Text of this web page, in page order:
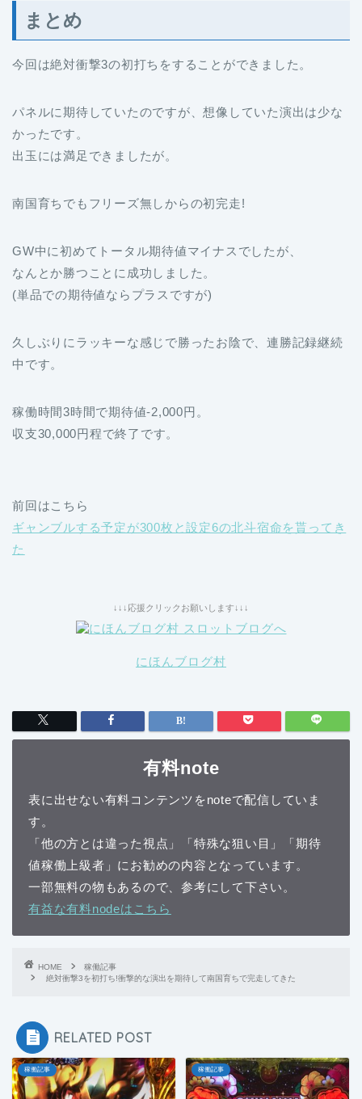
まとめ
今回は絶対衝撃3の初打ちをすることができました。
パネルに期待していたのですが、想像していた演出は少な
かったです。
出玉には満足できましたが。
南国育ちでもフリーズ無しからの初完走!
GW中に初めてトータル期待値マイナスでしたが、
なんとか勝つことに成功しました。
(単品での期待値ならプラスですが)
久しぶりにラッキーな感じで勝ったお陰で、連勝記録継続
中です。
稼働時間3時間で期待値-2,000円。
収支30,000円程で終了です。
前回はこちら
ギャンブルする予定が300枚と設定6の北斗宿命を貰ってき
た
↓↓↓応援クリックお願いします↓↓↓
にほんブログ村
有料note
表に出せない有料コンテンツをnoteで配信していま
す。
「他の方とは違った視点」「特殊な狙い目」「期待
値稼働上級者」にお勧めの内容となっています。
一部無料の物もあるので、参考にして下さい。
有益な有料nodeはこちら
HOME
稼働記事
絶対衝撃3を初打ち!衝撃的な演出を期待して南国育ちで完走してきた
RELATED POST
稼働記事 稼働記事